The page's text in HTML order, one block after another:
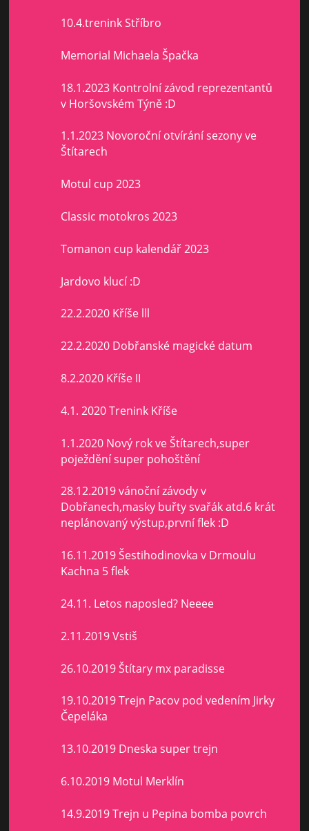
10.4.trenink Stříbro
Memorial Michaela Špačka
18.1.2023 Kontrolní závod reprezentantů
v Horšovském Týně :D
1.1.2023 Novoroční otvírání sezony ve
Štítarech
Motul cup 2023
Classic motokros 2023
Tomanon cup kalendář 2023
Jardovo klucí :D
22.2.2020 Kříše lll
22.2.2020 Dobřanské magické datum
8.2.2020 Kříše II
4.1. 2020 Trenink Kříše
1.1.2020 Nový rok ve Štítarech,super
poježdění super pohoštění
28.12.2019 vánoční závody v
Dobřanech,masky buřty svařák atd.6 krát
neplánovaný výstup,první flek :D
16.11.2019 Šestihodinovka v Drmoulu
Kachna 5 flek
24.11. Letos naposled? Neeee
2.11.2019 Vstiš
26.10.2019 Štítary mx paradisse
19.10.2019 Trejn Pacov pod vedením Jirky
Čepeláka
13.10.2019 Dneska super trejn
6.10.2019 Motul Merklín
14.9.2019 Trejn u Pepina bomba povrch